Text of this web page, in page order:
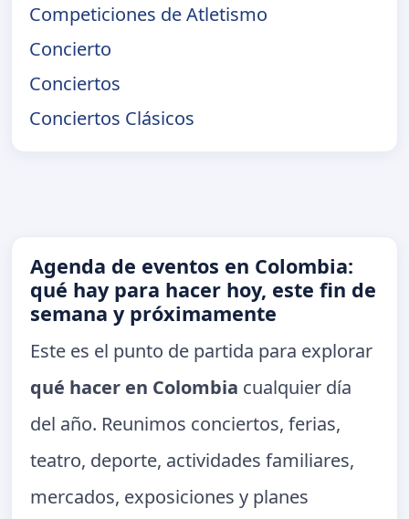
Competiciones de Atletismo
Concierto
Conciertos
Conciertos Clásicos
Agenda de eventos en Colombia:
qué hay para hacer hoy, este fin de
semana y próximamente
Este es el punto de partida para explorar
qué hacer en Colombia cualquier día
del año. Reunimos conciertos, ferias,
teatro, deporte, actividades familiares,
mercados, exposiciones y planes